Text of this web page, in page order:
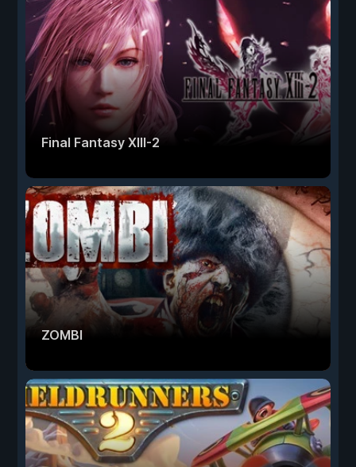
Final Fantasy XIII-2
ZOMBI